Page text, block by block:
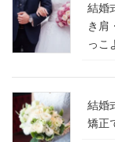
結婚
き肩
っこ
結婚
矯正